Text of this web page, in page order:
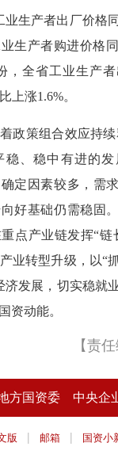
业生产者出厂价格
业生产者购进价格
，全省工业生产
上涨1.6%。
政策组合效应持
稳、稳中有进的
定因素较多，需
好基础仍需稳固
点产业链发挥“链
业转型升级，以“
济发展，切实稳就
资动能。
【责
方国资委 中央企
版 | 邮箱 | 国资小